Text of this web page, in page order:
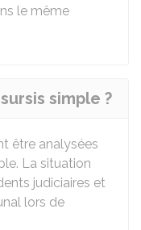
le même
simple ?
être analysées
La situation
judiciaires et
lors de